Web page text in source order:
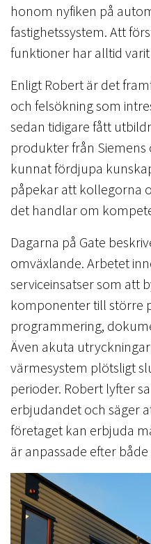
honom nyfiken på
fastighetssystem. Att
funktioner har alltid
Enligt Robert är det
och felsökning som
sedan tidigare fått
produkter från Siemens
kunnat fördjupa
påpekar att kollegorna
det handlar om
Dagarna på Gate
omväxlande. Arbetet
serviceinsatser som att
komponenter till större
programmering,
Även akuta
värmesystem plötsligt
perioder. Robert lyfter
erbjudandet och säger
företaget kan erbjuda
är anpassade efter